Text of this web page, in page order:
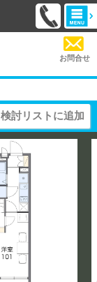
お問合せ
検討リストに追加